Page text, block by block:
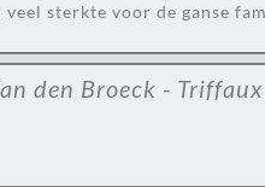
veel sterkte voor de ganse
den Broeck - Triffaux